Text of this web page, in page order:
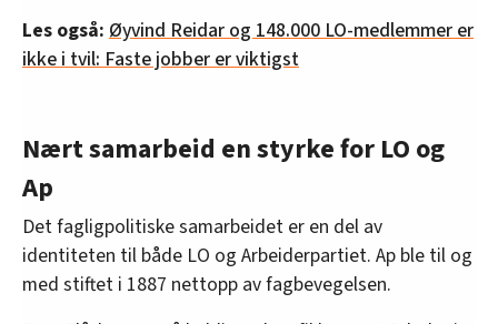
Les også: Øyvind Reidar og 148.000 LO-medlemmer er
ikke i tvil: Faste jobber er viktigst
Nært samarbeid en styrke for LO og
Ap
Det fagligpolitiske samarbeidet er en del av
identiteten til både LO og Arbeiderpartiet. Ap ble til og
med stiftet i 1887 nettopp av fagbevegelsen.